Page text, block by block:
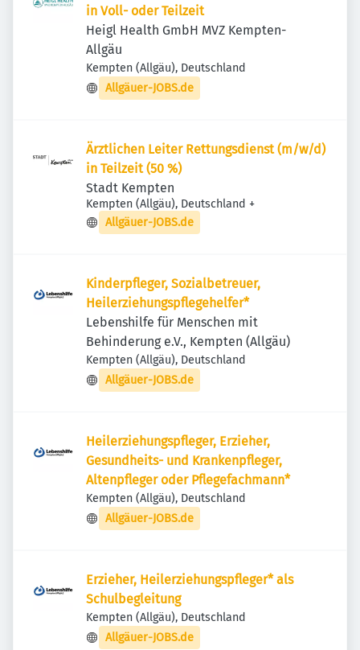
in Voll- oder Teilzeit
Heigl Health GmbH MVZ Kempten-
Allgäu
Kempten (Allgäu), Deutschland
Allgäuer-JOBS.de
Ärztlichen Leiter Rettungsdienst (m/w/d)
in Teilzeit (50 %)
Stadt Kempten
Kempten (Allgäu), Deutschland +
Allgäuer-JOBS.de
Kinderpfleger, Sozialbetreuer,
Heilerziehungspflegehelfer*
Lebenshilfe für Menschen mit
Behinderung e.V., Kempten (Allgäu)
Kempten (Allgäu), Deutschland
Allgäuer-JOBS.de
Heilerziehungspfleger, Erzieher,
Gesundheits- und Krankenpfleger,
Altenpfleger oder Pflegefachmann*
Kempten (Allgäu), Deutschland
Allgäuer-JOBS.de
Erzieher, Heilerziehungspfleger* als
Schulbegleitung
Kempten (Allgäu), Deutschland
Allgäuer-JOBS.de